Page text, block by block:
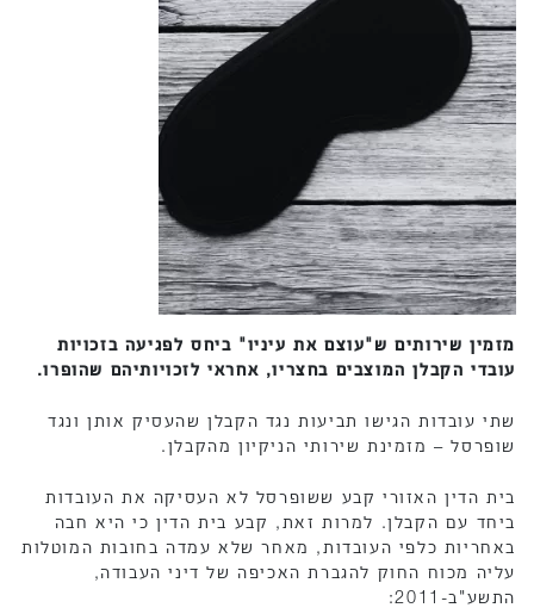
מזמין שירותים ש"עוצם את עיניו" ביחס לפגיעה בזכויות
עובדי הקבלן המוצבים בחצריו, אחראי לזכויותיהם שהופרו.
שתי עובדות הגישו תביעות נגד הקבלן שהעסיק אותן ונגד
שופרסל – מזמינת שירותי הניקיון מהקבלן.
בית הדין האזורי קבע ששופרסל לא העסיקה את העובדות
ביחד עם הקבלן. למרות זאת, קבע בית הדין כי היא חבה
באחריות כלפי העובדות, מאחר שלא עמדה בחובות המוטלות
עליה מכוח החוק להגברת האכיפה של דיני העבודה,
התשע"ב-2011: